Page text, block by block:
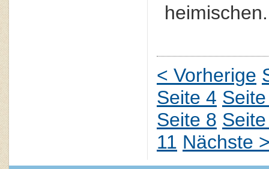
< Vorherige
Seite 4
Seite 8
11 Nächste